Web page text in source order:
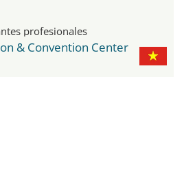
profesionales
& Convention Center